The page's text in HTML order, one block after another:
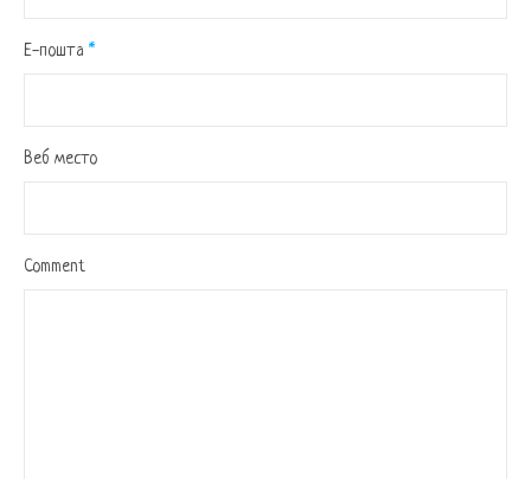
Е-пошта *
Веб место
Comment